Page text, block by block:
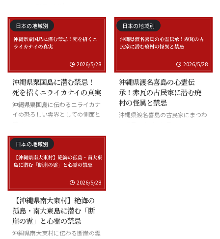
士の怪談
日本の地域別
2026/5/28
沖縄県粟国島に潜む禁忌！
死を招くニライカナイの真実
沖縄県粟国島に伝わるニライカナ
イの恐ろしい霊界としての側面と
日本の地域別
2026/5/28
沖縄県渡名喜島の心霊伝
承！赤瓦の古民家に潜む廃
村の怪異と禁忌
沖縄県渡名喜島の古民家にまつわ
日本の地域別
2026/5/28
【沖縄県南大東村】絶海の
孤島・南大東島に潜む「断
崖の霊」と心霊の禁忌
沖縄県南大東村に伝わる断崖の霊